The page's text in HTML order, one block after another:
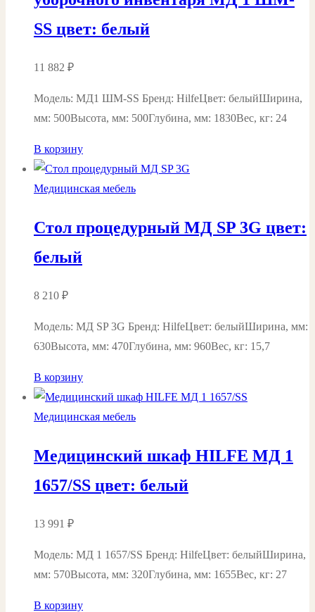
SS цвет: белый
11 882 ₽
Модель: МД1 ШМ-SS Бренд: HilfeЦвет: белыйШирина,
мм: 500Высота, мм: 500Глубина, мм: 1830Вес, кг: 24
В корзину
Медицинская мебель
Стол процедурный МД SP 3G цвет:
белый
8 210 ₽
Модель: МД SP 3G Бренд: HilfeЦвет: белыйШирина, мм:
630Высота, мм: 470Глубина, мм: 960Вес, кг: 15,7
В корзину
Медицинская мебель
Медицинский шкаф HILFE МД 1
1657/SS цвет: белый
13 991 ₽
Модель: МД 1 1657/SS Бренд: HilfeЦвет: белыйШирина,
мм: 570Высота, мм: 320Глубина, мм: 1655Вес, кг: 27
В корзину